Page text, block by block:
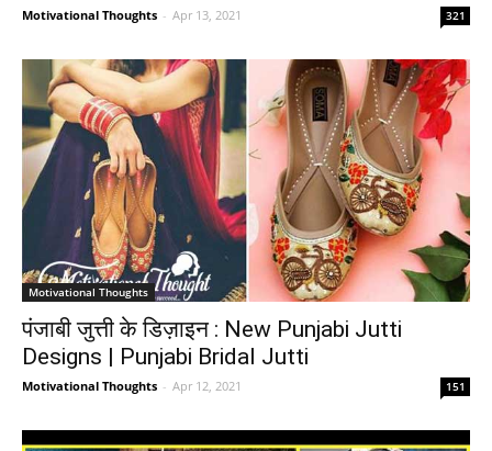
Motivational Thoughts - Apr 13, 2021 321
Motivational Thoughts
पंजाबी जुत्ती के डिज़ाइन : New Punjabi Jutti
Designs | Punjabi Bridal Jutti
Motivational Thoughts - Apr 12, 2021 151